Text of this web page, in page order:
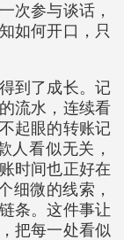
次参与谈话，
如何开口，只
到了成长。记
流水，连续看
起眼的转账记
人看似无关，
时间也正好在
细微的线索，
条。这件事让
把每一处看似